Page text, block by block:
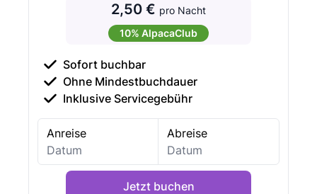
2,50 € pro Nacht
10% AlpacaClub
Sofort buchbar
Ohne Mindestbuchdauer
Inklusive Servicegebühr
Anreise Abreise
Jetzt buchen